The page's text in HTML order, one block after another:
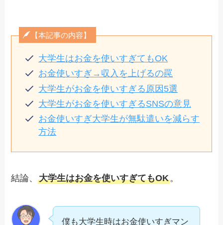
【本記事の内容】
大学生はお金を使いすぎてもOK
お金使いすぎ→収入を上げるの罠
大学生がお金を使いすぎる原因5選
大学生がお金を使いすぎるSNSの意見
お金使いすぎ大学生が無駄遣いを減らす
方法
結論、大学生はお金を使いすぎてもOK。
僕も大学生時はお金使いすぎマン